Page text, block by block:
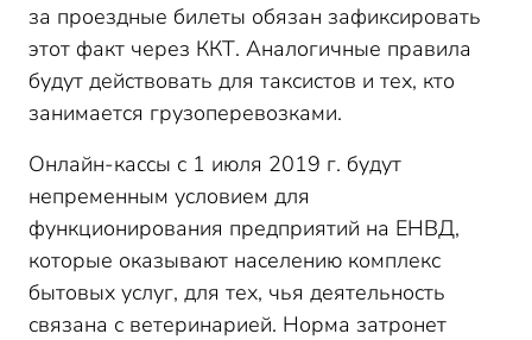
за проездные билеты обязан зафиксировать
этот факт через ККТ. Аналогичные правила
будут действовать для таксистов и тех, кто
занимается грузоперевозками.
Онлайн-кассы с 1 июля 2019 г. будут
непременным условием для
функционирования предприятий на ЕНВД,
которые оказывают населению комплекс
бытовых услуг, для тех, чья деятельность
связана с ветеринарией. Норма затронет